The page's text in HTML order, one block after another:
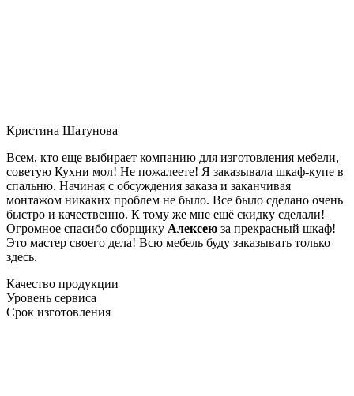
Кристина Шатунова
Всем, кто еще выбирает компанию для изготовления мебели,
советую Кухни мол! Не пожалеете! Я заказывала шкаф-купе в
спальню. Начиная с обсуждения заказа и заканчивая
монтажом никаких проблем не было. Все было сделано очень
быстро и качественно. К тому же мне ещё скидку сделали!
Огромное спасибо сборщику Алексею за прекрасный шкаф!
Это мастер своего дела! Всю мебель буду заказывать только
здесь.
Качество продукции
Уровень сервиса
Срок изготовления